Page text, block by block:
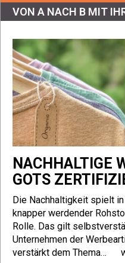
VON A NACH B MIT
NACHHALTIGE
GOTS
Die Nachhaltigkeit spielt
knapper werdender
Rolle. Das gilt
Unternehmen der
verstärkt dem Thema…